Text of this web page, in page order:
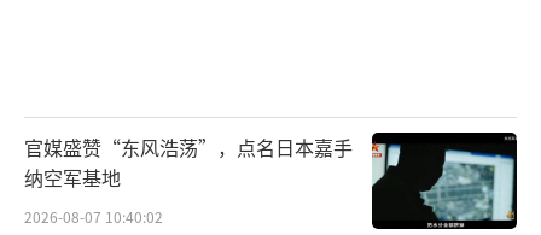
官媒盛赞“东风浩荡”，点名日本嘉手
纳空军基地
2026-08-07 10:40:02